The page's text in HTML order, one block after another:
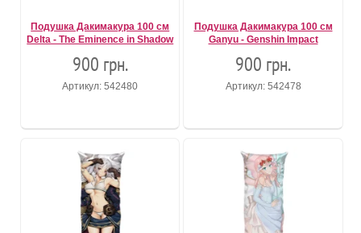
Подушка Дакимакура 100 см
Delta - The Eminence in Shadow
900 грн.
Артикул: 542480
Подушка Дакимакура 100 см
Ganyu - Genshin Impact
900 грн.
Артикул: 542478